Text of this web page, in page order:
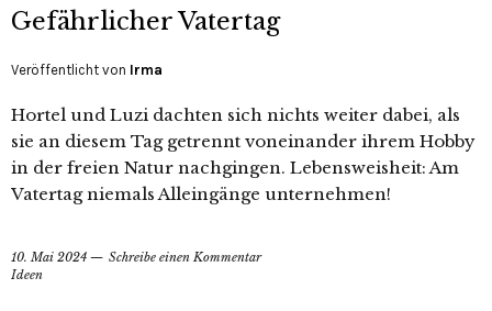
Gefährlicher Vatertag
Veröffentlicht von Irma
Hortel und Luzi dachten sich nichts weiter dabei, als
sie an diesem Tag getrennt voneinander ihrem Hobby
in der freien Natur nachgingen. Lebensweisheit: Am
Vatertag niemals Alleingänge unternehmen!
10. Mai 2024
Schreibe einen Kommentar
Ideen